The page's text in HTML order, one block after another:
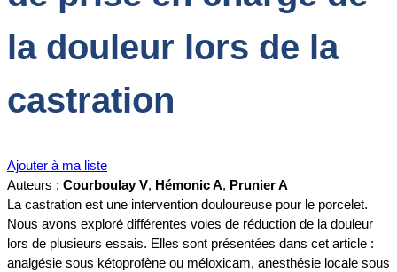
la douleur lors de la
castration
Ajouter à ma liste
Auteurs : Courboulay V, Hémonic A, Prunier A
La castration est une intervention douloureuse pour le porcelet.
Nous avons exploré différentes voies de réduction de la douleur
lors de plusieurs essais. Elles sont présentées dans cet article :
analgésie sous kétoprofène ou méloxicam, anesthésie locale sous